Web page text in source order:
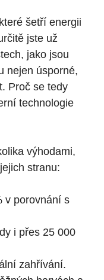
šetří energii
jste už
jako jsou
nejen úsporné,
Proč se tedy
technologie
výhodami,
stranu:
v porovnání s
i přes 25 000
zahřívání.